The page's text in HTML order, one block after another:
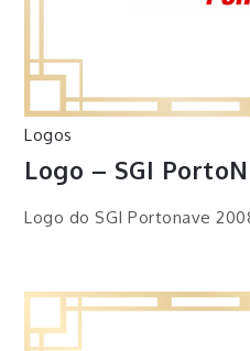
Logos
Logo – SGI
Logo do SGI Portonave